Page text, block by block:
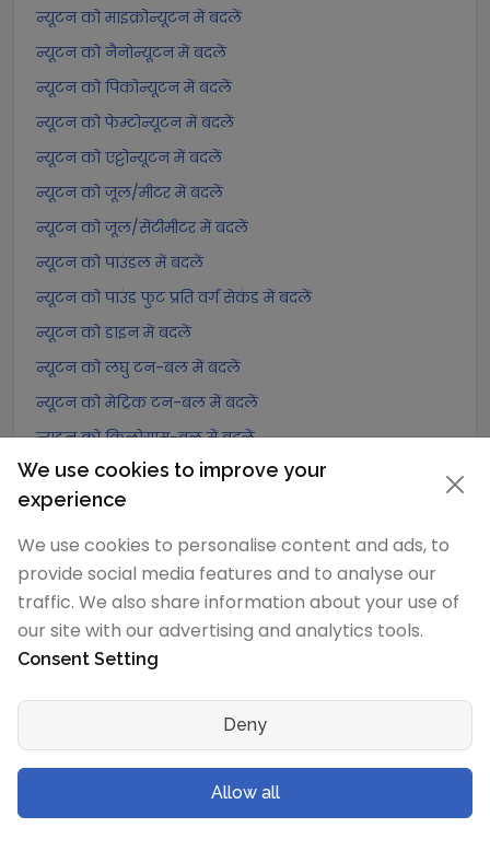
न्यूटन को माइक्रोन्यूटन में बदलें
न्यूटन को नैनोन्यूटन में बदलें
न्यूटन को पिकोन्यूटन में बदलें
न्यूटन को फेम्टोन्यूटन में बदलें
न्यूटन को एट्टोन्यूटन में बदलें
न्यूटन को जूल/मीटर में बदलें
न्यूटन को जूल/सेंटीमीटर में बदलें
न्यूटन को पाउंडल में बदलें
न्यूटन को पाउंड फुट प्रति वर्ग सेकंड में बदलें
न्यूटन को डाइन में बदलें
न्यूटन को लघु टन-बल में बदलें
न्यूटन को मेट्रिक टन-बल में बदलें
न्यूटन को किलोग्राम-बल में बदलें
न्यूटन को ग्राम-बल में बदलें
न्यूटन को पोंड में बदलें
न्यूटन को किलोपोंड में बदलें
न्यूटन को पाउंड-बल में बदलें
न्यूटन को औंस-बल में बदलें
न्यूटन को किलोपाउंड-बल में बदलें
डेसीन्यूटनरूपांतरण
डेसीन्यूटन को एक्सान्यूटन में बदलें
डेसीन्यूटन को पेटान्यूटन में बदलें
डेसीन्यूटन को टेरान्यूटन में बदलें
We use cookies to improve your
experience
We use cookies to personalise content and ads, to
provide social media features and to analyse our
traffic. We also share information about your use of
our site with our advertising and analytics tools.
Consent Setting
Deny
Allow all